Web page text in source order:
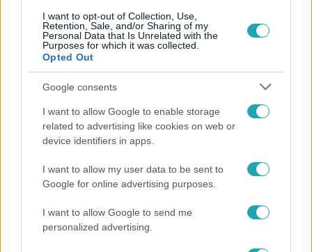
I want to opt-out of Collection, Use,
Retention, Sale, and/or Sharing of my
Personal Data that Is Unrelated with the
Purposes for which it was collected.
Opted Out
Google consents
I want to allow Google to enable storage
related to advertising like cookies on web or
device identifiers in apps.
I want to allow my user data to be sent to
Google for online advertising purposes.
I want to allow Google to send me
personalized advertising.
Népszerű